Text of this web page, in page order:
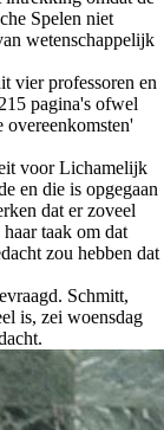
Spelen niet
wetenschappelijk
vier professoren en
pagina's ofwel
overeenkomsten'
voor Lichamelijk
en die is opgegaan
dat er zoveel
taak om dat
zou hebben dat
Schmitt,
is, zei woensdag